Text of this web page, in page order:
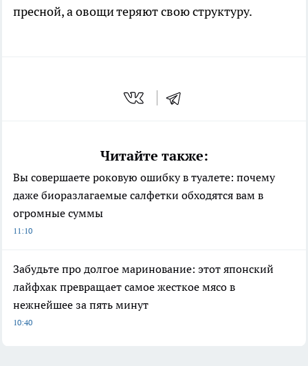
пресной, а овощи теряют свою структуру.
Читайте также:
Вы совершаете роковую ошибку в туалете: почему
даже биоразлагаемые салфетки обходятся вам в
огромные суммы
11:10
Забудьте про долгое маринование: этот японский
лайфхак превращает самое жесткое мясо в
нежнейшее за пять минут
10:40